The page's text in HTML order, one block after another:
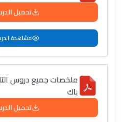
تحميل
مشاهدة
ملخصات جميع دروس
باك
تحميل